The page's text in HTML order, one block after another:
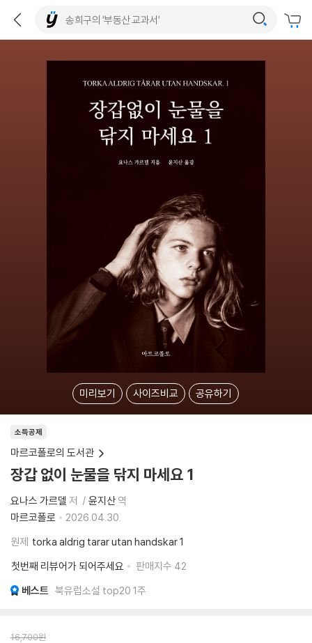
미리보기 사이즈비교 공유하기
소득공제
마르코폴로의 도서관
장갑 없이 눈물을 닦지 마세요 1
요나스 가르델 저 윤지산 역
마르코폴로
2026.04.30.
원제 torka aldrig tarar utan handskar 1
첫번째 리뷰어가 되어주세요
판매지수 42
베스트 북유럽소설 top20 1주
16,700원